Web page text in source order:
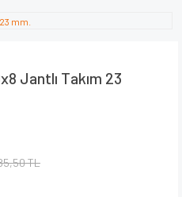
Jantlı Takım 23
TL